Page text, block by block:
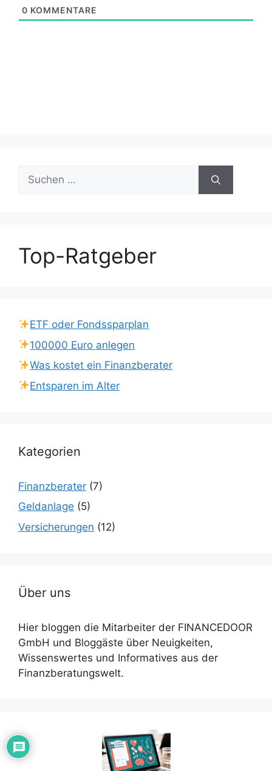
0 KOMMENTARE
Suchen
nach:
Top-Ratgeber
ETF oder Fondssparplan
100000 Euro anlegen
Was kostet ein Finanzberater
Entsparen im Alter
Kategorien
Finanzberater (7)
Geldanlage (5)
Versicherungen (12)
Über uns
Hier bloggen die Mitarbeiter der FINANCEDOOR
GmbH und Bloggäste über Neuigkeiten,
Wissenswertes und Informatives aus der
Finanzberatungswelt.